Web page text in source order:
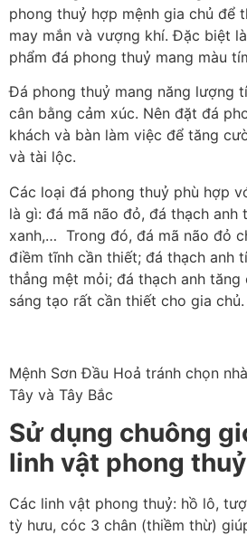
phong thuỷ hợp mệnh gia chủ để
may mắn và vượng khí. Đặc biệt
phẩm đá phong thuỷ mang màu
Đá phong thuỷ mang năng lượng
cân bằng cảm xúc. Nên đặt đá
khách và bàn làm việc để tăng
và tài lộc.
Các loại đá phong thuỷ phù hợp
là gì: đá mã não đỏ, đá thạch anh
xanh,… Trong đó, đá mã não đỏ
điềm tĩnh cần thiết; đá thạch anh
thẳng mệt mỏi; đá thạch anh
sáng tạo rất cần thiết cho gia chủ.
Mệnh Sơn Đầu Hoả tránh chọn
Tây và Tây Bắc
Sử dụng chuông
linh vật phong thuỷ
Các linh vật phong thuỷ: hồ lô,
tỳ hưu, cóc 3 chân (thiềm thừ)